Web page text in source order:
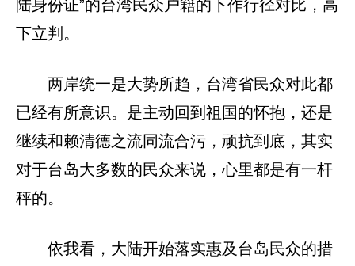
陆身份证”的台湾民众户籍的下作行径对比，高
下立判。
两岸统一是大势所趋，台湾省民众对此都
已经有所意识。是主动回到祖国的怀抱，还是
继续和赖清德之流同流合污，顽抗到底，其实
对于台岛大多数的民众来说，心里都是有一杆
秤的。
依我看，大陆开始落实惠及台岛民众的措